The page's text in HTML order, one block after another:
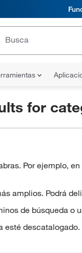
for
Por ejemplo,
amplios. Podrá
de búsqueda o
esté descatalogado.